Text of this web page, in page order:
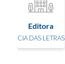
Editora
CIA DAS LETRAS